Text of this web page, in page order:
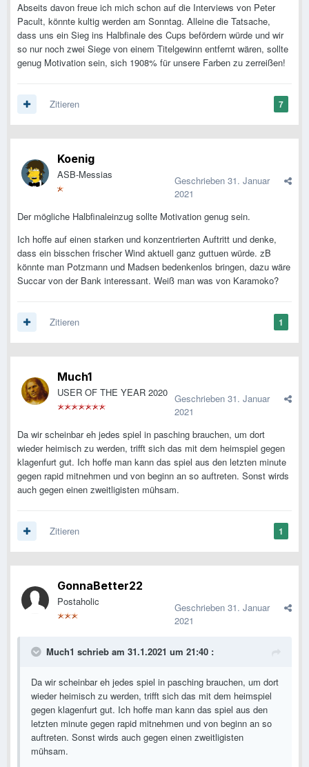
Abseits davon freue ich mich schon auf die Interviews von Peter
Pacult, könnte kultig werden am Sonntag. Alleine die Tatsache,
dass uns ein Sieg ins Halbfinale des Cups befördern würde und wir
so nur noch zwei Siege von einem Titelgewinn entfernt wären, sollte
genug Motivation sein, sich 1908% für unsere Farben zu zerreißen!
7
Zitieren
Koenig
ASB-Messias Geschrieben 31. Januar
2021
Der mögliche Halbfinaleinzug sollte Motivation genug sein.
Ich hoffe auf einen starken und konzentrierten Auftritt und denke,
dass ein bisschen frischer Wind aktuell ganz guttuen würde. zB
könnte man Potzmann und Madsen bedenkenlos bringen, dazu wäre
Succar von der Bank interessant. Weiß man was von Karamoko?
1
Zitieren
Much1
USER OF THE YEAR 2020 Geschrieben 31. Januar
2021
Da wir scheinbar eh jedes spiel in pasching brauchen, um dort
wieder heimisch zu werden, trifft sich das mit dem heimspiel gegen
klagenfurt gut. Ich hoffe man kann das spiel aus den letzten minute
gegen rapid mitnehmen und von beginn an so auftreten. Sonst wirds
auch gegen einen zweitligisten mühsam.
1
Zitieren
GonnaBetter22
Postaholic Geschrieben 31. Januar
2021
Much1 schrieb am 31.1.2021 um 21:40 :
Da wir scheinbar eh jedes spiel in pasching brauchen, um dort
wieder heimisch zu werden, trifft sich das mit dem heimspiel
gegen klagenfurt gut. Ich hoffe man kann das spiel aus den
letzten minute gegen rapid mitnehmen und von beginn an so
auftreten. Sonst wirds auch gegen einen zweitligisten
mühsam.